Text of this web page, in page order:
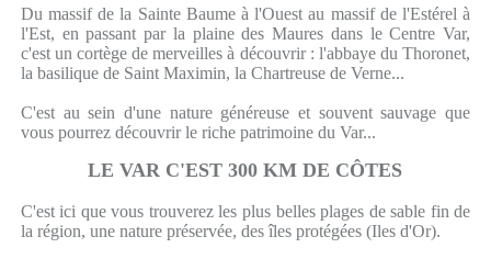
Du massif de la Sainte Baume à l'Ouest au massif de l'Estérel à
l'Est, en passant par la plaine des Maures dans le Centre Var,
c'est un cortège de merveilles à découvrir : l'abbaye du Thoronet,
la basilique de Saint Maximin, la Chartreuse de Verne...
C'est au sein d'une nature généreuse et souvent sauvage que
vous pourrez découvrir le riche patrimoine du Var...
LE VAR C'EST 300 KM DE CÔTES
C'est ici que vous trouverez les plus belles plages de sable fin de
la région, une nature préservée, des îles protégées (Iles d'Or).